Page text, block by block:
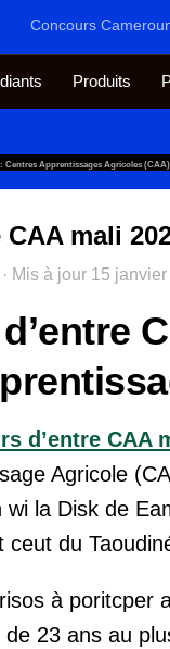
Concours
Produits
Centres Apprentissages Agricoles (CAA)
mali
· Mis à jour 15 janvier
d’entre CAA
Agricole
wi la Disk de
du
à poritcper
23 ans au